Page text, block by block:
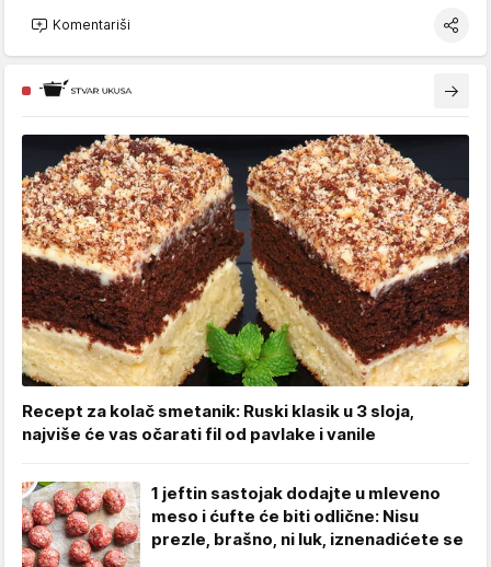
Komentariši
Recept za kolač smetanik: Ruski klasik u 3 sloja,
najviše će vas očarati fil od pavlake i vanile
1 jeftin sastojak dodajte u mleveno
meso i ćufte će biti odlične: Nisu
prezle, brašno, ni luk, iznenadićete se